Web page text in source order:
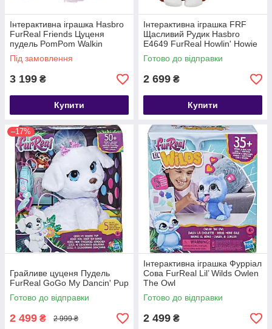
Інтерактивна іграшка Hasbro
FurReal Friends Цуценя
пудель PomPom Walkin
Puppies Pretty Poodle Toy
Plush
Під замовлення
3 199 ₴
Купити
Інтерактивна іграшка FRF
Щасливий Рудик Hasbro
E4649 FurReal Howlin' Howie
Puppy Dog
Готово до відправки
2 699 ₴
Купити
–17%
Грайливе цуценя Пудель
FurReal GoGo My Dancin' Pup
Готово до відправки
2 499 ₴ 2 999 ₴
Інтерактивна іграшка Фурріал
Сова FurReal Lil’ Wilds Owlen
The Owl
Готово до відправки
2 499 ₴